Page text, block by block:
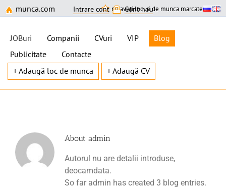
munca.com Intrare cont Cont nou
nu aveți locuri de munca marcate
JOBuri Companii CVuri VIP
Blog
Publicitate
Contacte
+ Adaugă loc de munca
+ Adaugă CV
content
About admin
Autorul nu are detalii introduse,
deocamdata.
So far admin has created 3 blog entries.